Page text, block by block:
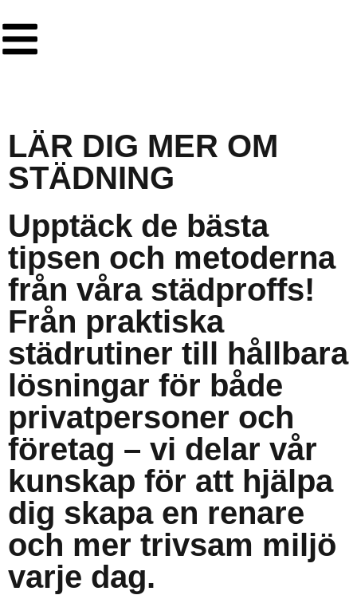
LÄR DIG MER OM
STÄDNING
Upptäck de bästa
tipsen och metoderna
från våra städproffs!
Från praktiska
städrutiner till hållbara
lösningar för både
privatpersoner och
företag – vi delar vår
kunskap för att hjälpa
dig skapa en renare
och mer trivsam miljö
varje dag.